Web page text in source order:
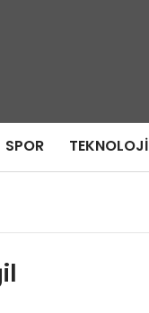
SPOR TEKNOLOJI